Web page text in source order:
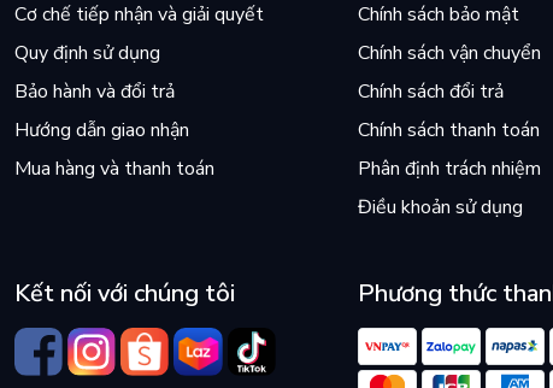
Cơ chế tiếp nhận và giải quyết
Quy định sử dụng
Bảo hành và đổi trả
Hướng dẫn giao nhận
Mua hàng và thanh toán
Chính sách bảo mật
Chính sách vận chuyển
Chính sách đổi trả
Chính sách thanh toán
Phân định trách nhiệm
Điều khoản sử dụng
Kết nối với chúng tôi Phương thức